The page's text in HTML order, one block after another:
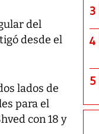
del
desde el
lados de
para el
con 18 y
3
4
5